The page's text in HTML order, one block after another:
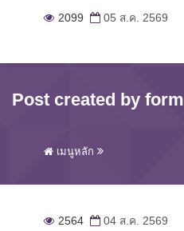
2099 05 ส.ค. 2569
Post created by form
เมนูหลัก
2564 04 ส.ค. 2569